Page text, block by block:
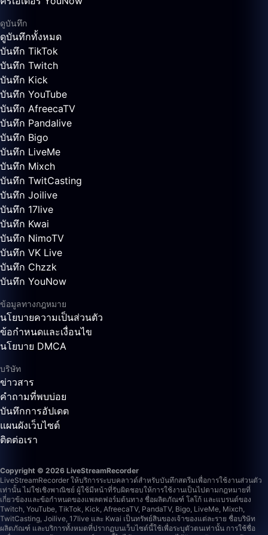
ดูบันทึก
ดูบันทึกทั้งหมด
บันทึก TikTok
บันทึก Twitch
บันทึก Kick
บันทึก YouTube
บันทึก AfreecaTV
บันทึก Pandalive
บันทึก Bigo
บันทึก LiveMe
บันทึก Mixch
บันทึก TwitCasting
บันทึก Joilive
บันทึก 17live
บันทึก Kwai
บันทึก NimoTV
บันทึก VK Live
บันทึก Chzzk
บันทึก YouNow
ข้อมูลทางกฎหมาย
นโยบายความเป็นส่วนตัว
ข้อกำหนดและเงื่อนไข
นโยบาย DMCA
บริษัท
ข่าวสาร
คำถามที่พบบ่อย
บันทึกการอัปเดต
แผนผังเว็บไซต์
ติดต่อเรา
Copyright © 2026 LiveStreamRecorder
LiveStreamRecorder ให้บริการระบบคลาวด์สำหรับบันทึกสตรีมเพื่อการใช้งานส่วนตัว
เท่านั้น ไม่ใช่เชิงพาณิชย์ ผู้ใช้มีหน้าที่รับผิดชอบให้การใช้งานเป็นไปตามกฎหมายที่
เกี่ยวข้องและข้อกำหนดของแพลตฟอร์มต้นทาง ชื่อผลิตภัณฑ์ โลโก้ และแบรนด์ของ
Twitch, YouTube, TikTok, Kick, AfreecaTV, PandaTV, Bigo, LiveMe, Mixch,
TwitCasting, Joilive, 17live และ Kwai เป็นทรัพย์สินของเจ้าของแต่ละราย ชื่อบริษัท
ผลิตภัณฑ์ และบริการทั้งหมดที่ปรากฏบนเว็บไซต์นี้ใช้เพื่อระบุตัวตนเท่านั้น การใช้ชื่อ